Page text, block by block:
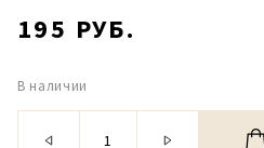
195 РУБ.
В наличии